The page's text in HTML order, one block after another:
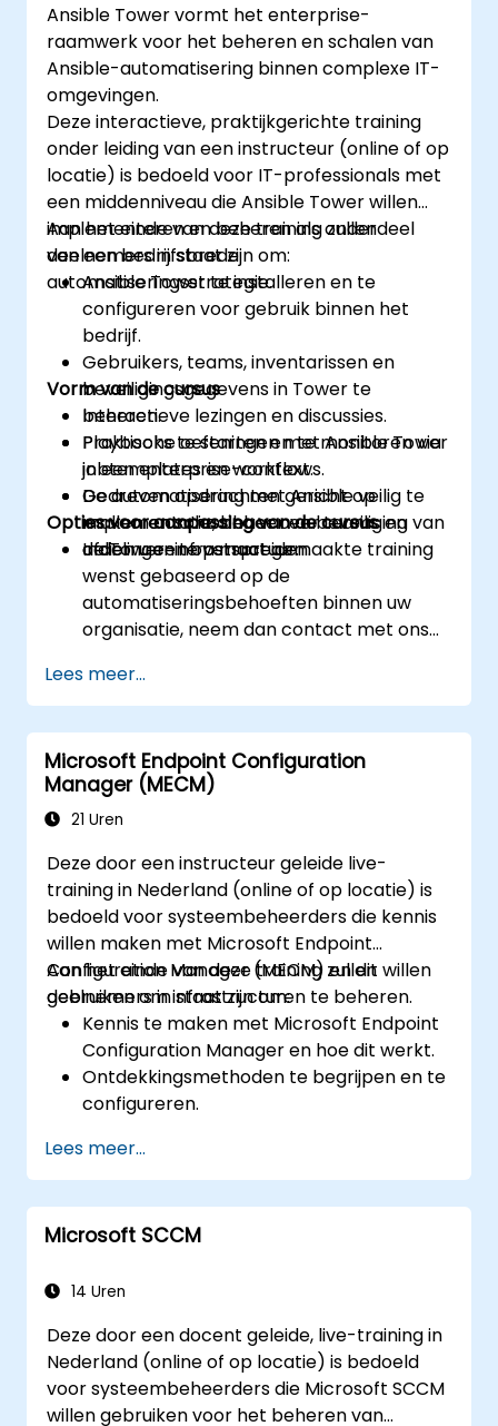
Ansible Tower vormt het enterprise-
raamwerk voor het beheren en schalen van
Ansible-automatisering binnen complexe IT-
omgevingen.
Deze interactieve, praktijkgerichte training
onder leiding van een instructeur (online of op
locatie) is bedoeld voor IT-professionals met
een middenniveau die Ansible Tower willen
implementeren en beheren als onderdeel
van een bedrijfsbrede
automatiseringsstrategie.
Aan het einde van deze training zullen
deelnemers in staat zijn om:
Ansible Tower te installeren en te
configureren voor gebruik binnen het
bedrijf.
Gebruikers, teams, inventarissen en
beveiligingsgegevens in Tower te
beheren.
Playbooks te starten en te monitoren via
jobtemplates en workflows.
De automatisering met Ansible veilig te
maken en schaalbaar over teams en
afdelingen te verspreiden.
Vorm van de cursus
Interactieve lezingen en discussies.
Praktische oefeningen met Ansible Tower
in een enterprise-context.
Gedreven opdrachten gericht op
implementatie, beheer en beveiliging van
de Tower-infrastructuur.
Opties voor aanpassing van de cursus
Indien u een op maat gemaakte training
wenst gebaseerd op de
automatiseringsbehoeften binnen uw
organisatie, neem dan contact met ons
Lees meer...
Microsoft Endpoint Configuration
Manager (MECM)
21 Uren
Deze door een instructeur geleide live-
training in Nederland (online of op locatie) is
bedoeld voor systeembeheerders die kennis
willen maken met Microsoft Endpoint
Configuration Manager (MECM) en dit willen
gebruiken om infrastructuren te beheren.
Aan het einde van deze training zullen
deelnemers in staat zijn om:
Kennis te maken met Microsoft Endpoint
Configuration Manager en hoe dit werkt.
Ontdekkingsmethoden te begrijpen en te
configureren.
configureren.
Lees meer...
Microsoft SCCM
14 Uren
Deze door een docent geleide, live-training in
Nederland (online of op locatie) is bedoeld
voor systeembeheerders die Microsoft SCCM
willen gebruiken voor het beheren van